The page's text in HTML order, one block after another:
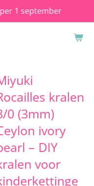
1 september
kralen
0 (3mm)
ivory
– DIY
voor